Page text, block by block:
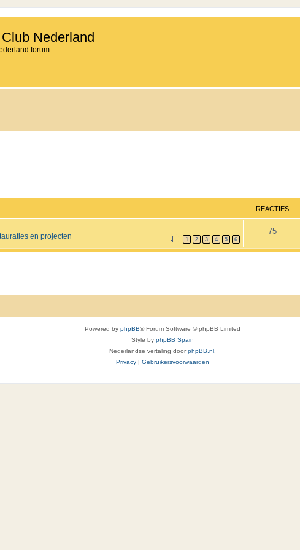
Nederland
forum
REACTIES
en projecten 1 2 3 4 5 6
75R
e
i
Powered by phpBB® Forum Software © phpBB Limited
Style by phpBB Spain
Nederlandse vertaling doorphpBB.nl
Privacy | Gebruikersvoorwaarden